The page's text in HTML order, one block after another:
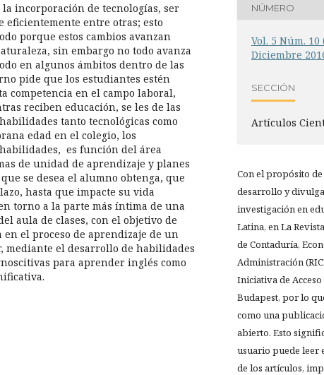
incorporación de tecnologías, ser
eficientemente entre otras; esto
porque estos cambios avanzan
sin embargo no todo avanza
en algunos ámbitos dentro de las
pide que los estudiantes estén
competencia en el campo laboral,
reciben educación, se les de las
tanto tecnológicas como
edad en el colegio, los
es función del área
de unidad de aprendizaje y planes
se desea el alumno obtenga, que
hasta que impacte su vida
torno a la parte más íntima de una
aula de clases, con el objetivo de
el proceso de aprendizaje de un
el desarrollo de habilidades
para aprender inglés como
NÚMERO
Vol. 5 Núm. 10
Diciembre
SECCIÓN
Artículos
Con el propósito
desarrollo y
investigación en
Latina, en La
de Contaduría,
Administración
Iniciativa de
Budapest, por lo
como una
abierto. Esto
usuario puede leer
de los artículos,